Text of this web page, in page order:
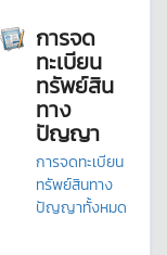
การจด
ทะเบียน
ทรัพย์สิน
ทาง
ปัญญา
การจดทะเบียน
ทรัพย์สินทาง
ปัญญาทั้งหมด